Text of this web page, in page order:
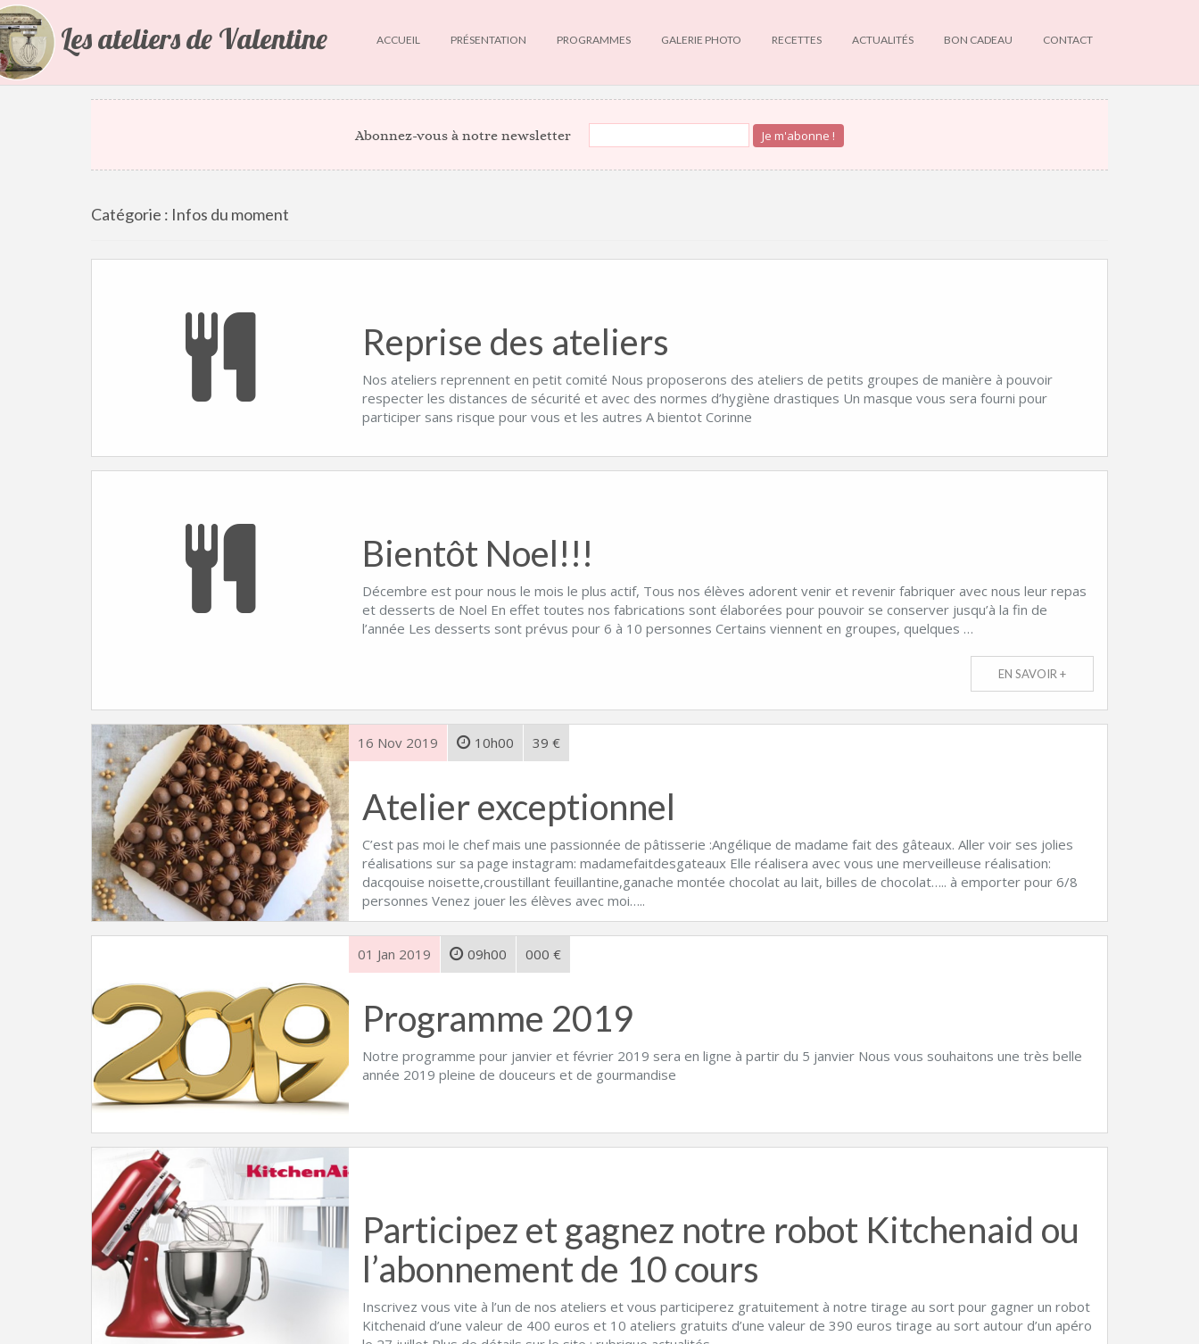
Les ateliers de Valentine ACCUEIL PRÉSENTATION PROGRAMMES GALERIE PHOTO RECETTES ACTUALITÉS
NEWS
INFOS DU MOMENT
BON CADEAU CONTACT
Abonnez-vous à notre newsletter
Catégorie : Infos du moment
Reprise des ateliers
Nos ateliers reprennent en petit comité Nous proposerons des ateliers de petits groupes de manière à pouvoir
respecter les distances de sécurité et avec des normes d’hygiène drastiques Un masque vous sera fourni pour
participer sans risque pour vous et les autres A bientot Corinne
Bientôt Noel!!!
Décembre est pour nous le mois le plus actif, Tous nos élèves adorent venir et revenir fabriquer avec nous leur repas
et desserts de Noel En effet toutes nos fabrications sont élaborées pour pouvoir se conserver jusqu’à la fin de
l’année Les desserts sont prévus pour 6 à 10 personnes Certains viennent en groupes, quelques …
EN SAVOIR +
16 Nov 2019 10h00 39 €
Atelier exceptionnel
C’est pas moi le chef mais une passionnée de pâtisserie :Angélique de madame fait des gâteaux. Aller voir ses jolies
réalisations sur sa page instagram: madamefaitdesgateaux Elle réalisera avec vous une merveilleuse réalisation:
dacqouise noisette,croustillant feuillantine,ganache montée chocolat au lait, billes de chocolat….. à emporter pour 6/8
personnes Venez jouer les élèves avec moi…..
01 Jan 2019 09h00 000 €
Programme 2019
Notre programme pour janvier et février 2019 sera en ligne à partir du 5 janvier Nous vous souhaitons une très belle
année 2019 pleine de douceurs et de gourmandise
Participez et gagnez notre robot Kitchenaid ou
l’abonnement de 10 cours
Inscrivez vous vite à l’un de nos ateliers et vous participerez gratuitement à notre tirage au sort pour gagner un robot
Kitchenaid d’une valeur de 400 euros et 10 ateliers gratuits d’une valeur de 390 euros tirage au sort autour d’un apéro